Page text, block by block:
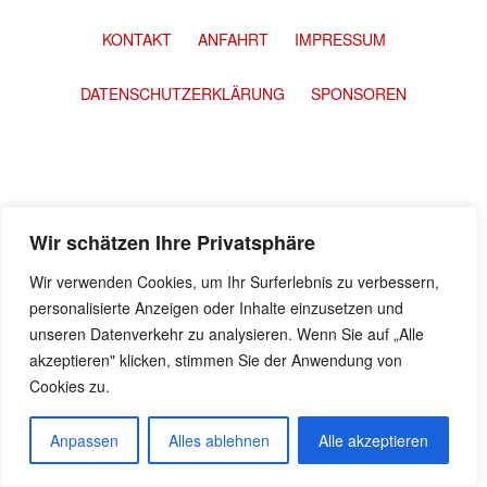
Wir schätzen Ihre Privatsphäre
Wir verwenden Cookies, um Ihr Surferlebnis zu verbessern,
personalisierte Anzeigen oder Inhalte einzusetzen und
unseren Datenverkehr zu analysieren. Wenn Sie auf „Alle
akzeptieren" klicken, stimmen Sie der Anwendung von
Cookies zu.
Anpassen Alles ablehnen Alle akzeptieren
KONTAKT ANFAHRT IMPRESSUM
DATENSCHUTZERKLÄRUNG SPONSOREN